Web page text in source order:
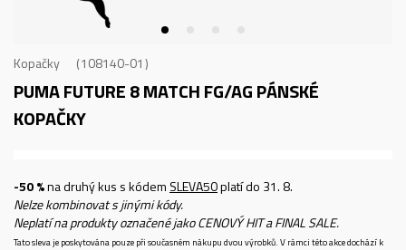
Kopačky 108140-01
PUMA FUTURE 8 MATCH FG/AGPÁNSKÉ
KOPAČKY
-50 %na druhý kus s kódem SLEVA50platí do 31. 8.
Nelze kombinovat s jinými kódy.
Neplatí na produkty označené jako CENOVÝ HIT a FINAL SALE.
Tato sleva je poskytována pouze při současném nákupu dvou výrobků. V rámci této akce dochází k